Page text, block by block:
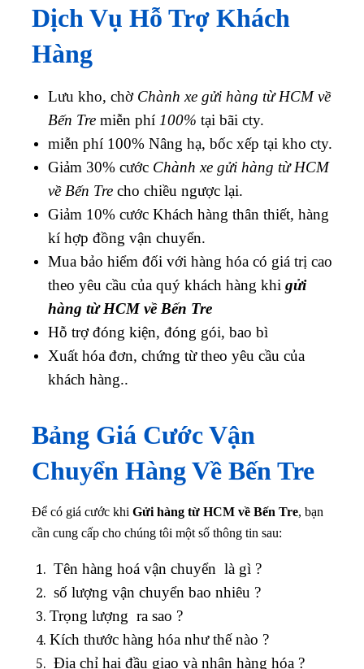
Dịch Vụ Hỗ Trợ Khách
Hàng
Lưu kho, chờ Chành xe gửi hàng từ HCM về
Bến Tre miễn phí 100% tại bãi cty.
miễn phí 100% Nâng hạ, bốc xếp tại kho cty.
Giảm 30% cước Chành xe gửi hàng từ HCM
về Bến Tre cho chiều ngược lại.
Giảm 10% cước Khách hàng thân thiết, hàng
kí hợp đồng vận chuyển.
Mua bảo hiểm đối với hàng hóa có giá trị cao
theo yêu cầu của quý khách hàng khi gửi
hàng từ HCM về Bến Tre
Hỗ trợ đóng kiện, đóng gói, bao bì
Xuất hóa đơn, chứng từ theo yêu cầu của
khách hàng..
Bảng Giá Cước Vận
Chuyển Hàng Về Bến Tre
Để có giá cước khi Gửi hàng từ HCM về Bến Tre, bạn
cần cung cấp cho chúng tôi một số thông tin sau:
Tên hàng hoá vận chuyển là gì ?
số lượng vận chuyển bao nhiêu ?
Trọng lượng ra sao ?
Kích thước hàng hóa như thế nào ?
Địa chỉ hai đầu giao và nhận hàng hóa ?